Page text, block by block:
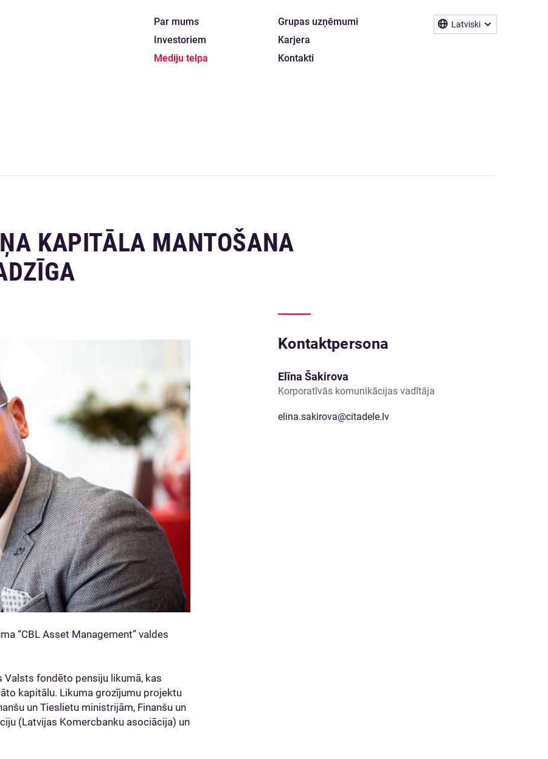
Latviski
Par mums
Investoriem
Mediju telpa
Grupas uzņēmumi
Karjera
Kontakti
KAPITĀLA MANTOŠANA
“CBL Asset Management” valdes
Valsts fondēto pensiju likumā, kas
kapitālu. Likuma grozījumu projektu
un Tieslietu ministrijām, Finanšu un
(Latvijas Komercbanku asociācija) un
Kontaktpersona
Elīna Šakirova
Korporatīvās komunikācijas vadītāja
elina.sakirova@citadele.lv